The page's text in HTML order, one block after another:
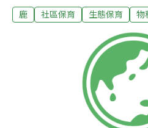
電影《小鹿班比》(Bambi)。
受夠了，他們將在8月24日，
那天發動罷工，抗議這項對他
動。地區當局稱，義大利北部
的生長，並因為牠們經常在公
危害到公眾安全。南部的卡拉
事，表示願意收養皮埃蒙特地
鹿 社區保育 生態保育 物